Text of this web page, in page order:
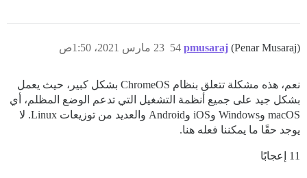
pmusaraj (Penar Musaraj) 23 مارس 2021، 1:50ص 54
نعم، هذه مشكلة تتعلق بنظام ChromeOS بشكل كبير، حيث يعمل
بشكل جيد على جميع أنظمة التشغيل التي تدعم الوضع المظلم، أي
macOS وWindows وiOS وAndroid والعديد من توزيعات Linux. لا
يوجد حقًا ما يمكننا فعله هنا.
11 إعجابًا